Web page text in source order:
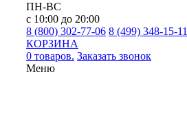
ПН-ВС
с 10:00 до 20:00
8 (800) 302-77-06 8 (499) 348-15-11
КОРЗИНА
0 товаров. Заказать звонок
Меню